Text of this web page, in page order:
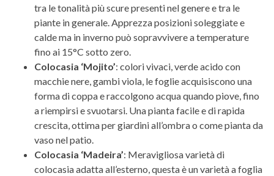
tra le tonalità più scure presenti nel genere e tra le
piante in generale. Apprezza posizioni soleggiate e
calde ma in inverno può sopravvivere a temperature
fino ai 15°C sotto zero.
Colocasia ‘Mojito’: colori vivaci, verde acido con
macchie nere, gambi viola, le foglie acquisiscono una
forma di coppa e raccolgono acqua quando piove, fino
a riempirsi e svuotarsi. Una pianta facile e di rapida
crescita, ottima per giardini all’ombra o come pianta da
vaso nel patio.
Colocasia ‘Madeira’: Meravigliosa varietà di
colocasia adatta all’esterno, questa è un varietà a foglia